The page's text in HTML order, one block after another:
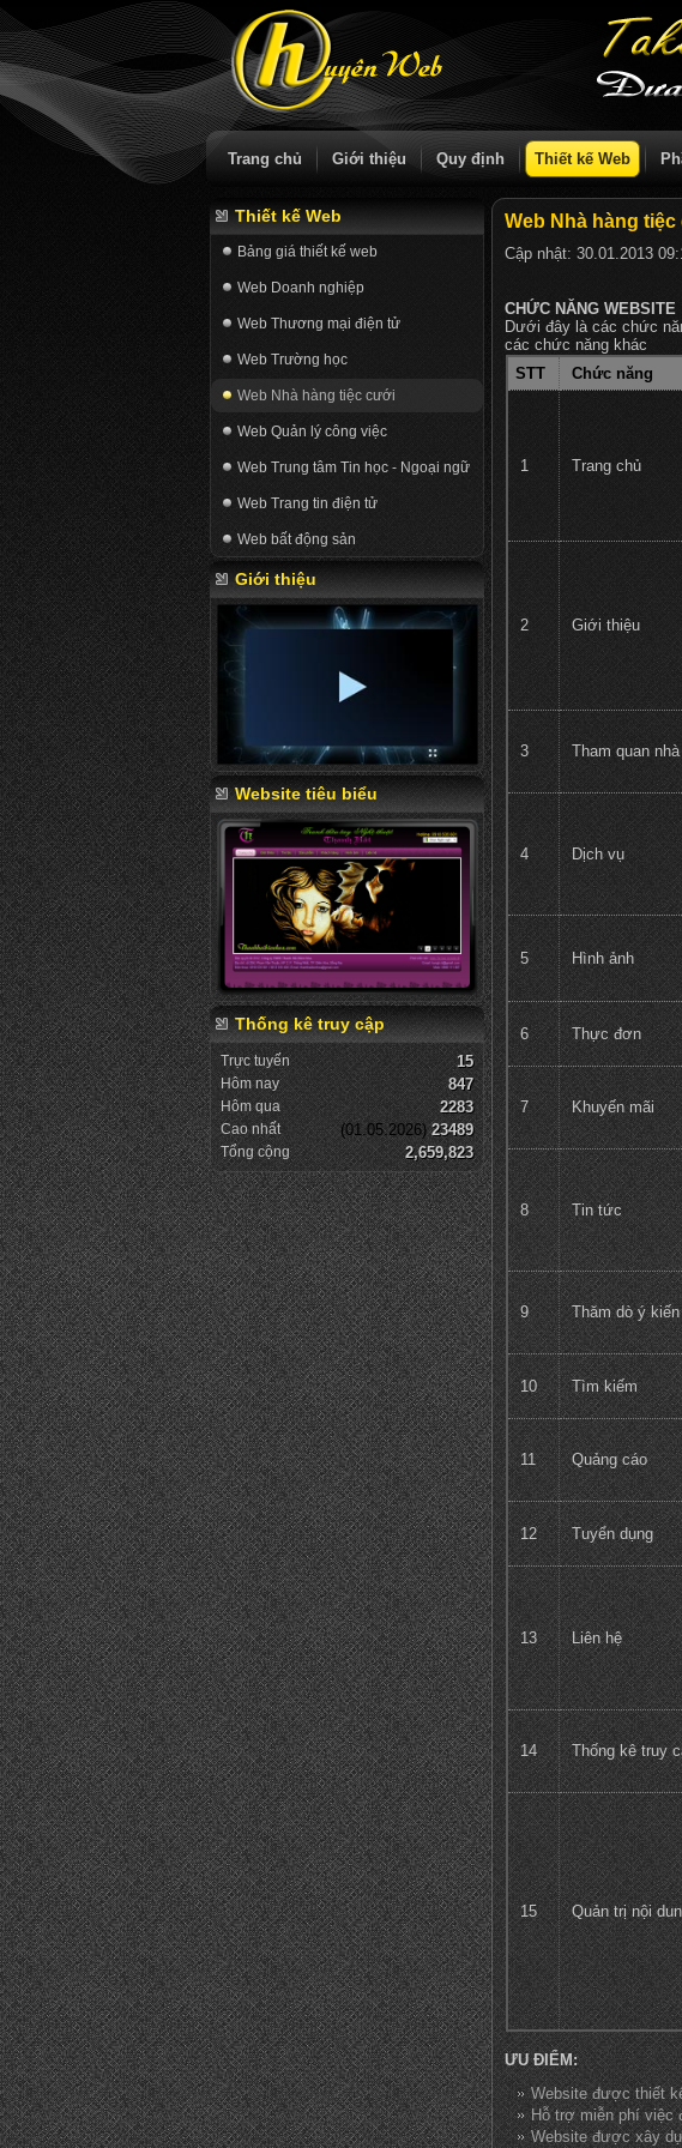
Trang chủ Giới thiệu Quy định Thiết kế Web
Thiết kế Web
Bảng giá thiết kế web
Web Doanh nghiệp
Web Thương mại điện tử
Web Trường học
Web Nhà hàng tiệc cưới
Web Quản lý công việc
Web Trung tâm Tin học - Ngoại ngữ
Web Trang tin điện tử
Web bất động sản
Giới thiệu
Website tiêu biểu
Thống kê truy cập
Trực tuyến 15
Hôm nay 847
Hôm qua 2283
Cao nhất (01.05.2026)23489
Tổng cộng 2,659,823
Web Nhà hàng
Cập nhật: 30.01.2013
CHỨC NĂNG WEBSITE
Dưới đây là các chức
các chức năng khác
STT
Chức năng
1 Trang chủ
2 Giới thiệu
3 Tham quan
4 Dịch vụ
5 Hình ảnh
6 Thực đơn
7 Khuyến mãi
8 Tin tức
9 Thăm dò ý kiến
10 Tìm kiếm
11 Quảng cáo
12 Tuyển dụng
13 Liên hệ
14 Thống kê truy
15 Quản trị nội
ƯU ĐIỂM:
Website được thiết
Hỗ trợ miễn phí việc
Website được xây